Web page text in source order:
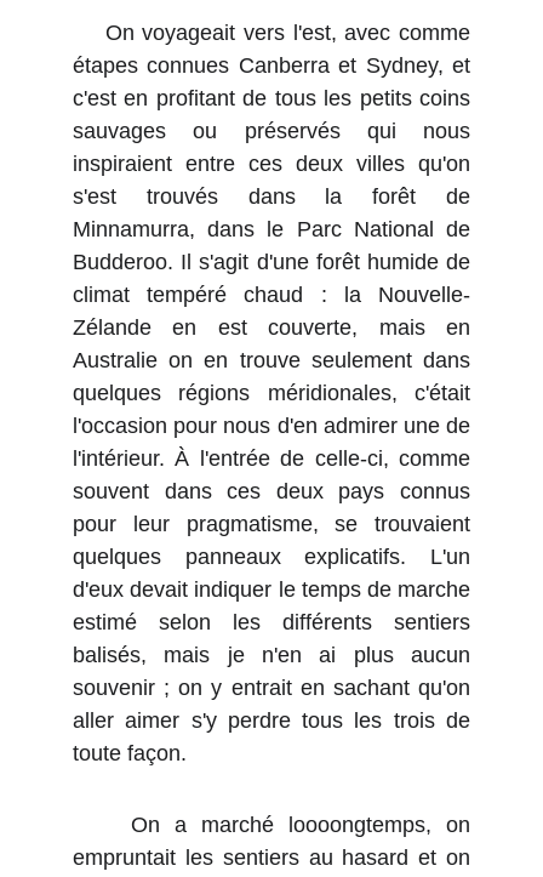
On voyageait vers l'est, avec comme
étapes connues Canberra et Sydney, et
c'est en profitant de tous les petits coins
sauvages ou préservés qui nous
inspiraient entre ces deux villes qu'on
s'est trouvés dans la forêt de
Minnamurra, dans le Parc National de
Budderoo. Il s'agit d'une forêt humide de
climat tempéré chaud : la Nouvelle-
Zélande en est couverte, mais en
Australie on en trouve seulement dans
quelques régions méridionales, c'était
l'occasion pour nous d'en admirer une de
l'intérieur. À l'entrée de celle-ci, comme
souvent dans ces deux pays connus
pour leur pragmatisme, se trouvaient
quelques panneaux explicatifs. L'un
d'eux devait indiquer le temps de marche
estimé selon les différents sentiers
balisés, mais je n'en ai plus aucun
souvenir ; on y entrait en sachant qu'on
aller aimer s'y perdre tous les trois de
toute façon.
On a marché loooongtemps, on
empruntait les sentiers au hasard et on